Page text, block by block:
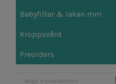
Babyfiltar & lakan mm
Kroppsvård
Preorders